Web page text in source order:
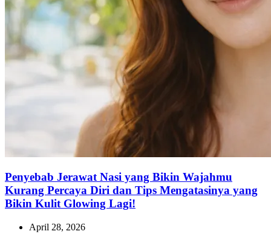
Penyebab Jerawat Nasi yang Bikin Wajahmu
Kurang Percaya Diri dan Tips Mengatasinya yang
Bikin Kulit Glowing Lagi!
April 28, 2026